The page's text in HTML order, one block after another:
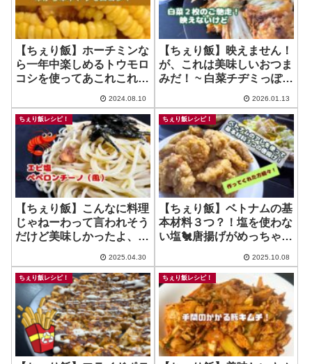
【ちぇり飯】ホーチミンな
ら一年中楽しめるトウモロ
コシを使ってあこれこれバ
唐揚げ・ネギ油ソース）
2024.08.10
【ちぇり飯】映えません！
が、これは美味しいおつま
みだ！ ~ 白菜チヂミっぽい
2026.01.13
ちぇり飯レシピ！
【ちぇり飯】こんなに料理
じゃねーわって言われそう
だけど美味しかったよ、エ
2025.04.30
ちぇり飯レシピ！
【ちぇり飯】ベトナムの基
本材料３つ？！塩を使わな
い塩🐔唐揚げがめっちゃ美
2025.10.08
ちぇり飯レシピ！ ちぇり飯レシピ！